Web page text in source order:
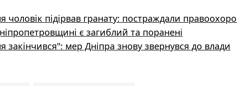
чоловік підірвав гранату: постраждали
є загиблий та поранені
закінчився": мер Дніпра знову звернувся до влади